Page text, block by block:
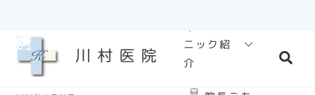
content
ニック紹
介